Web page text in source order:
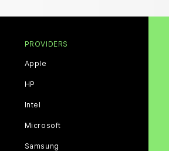
PROVIDERS
Apple
HP
Intel
Microsoft
Samsung